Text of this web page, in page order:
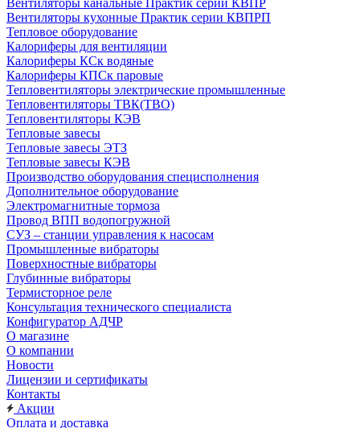
Вентиляторы канальные Практик серии КВПР
Вентиляторы кухонные Практик серии КВПРП
Тепловое оборудование
Калориферы для вентиляции
Калориферы КСк водяные
Калориферы КПСк паровые
Тепловентиляторы электрические промышленные
Тепловентиляторы ТВК(ТВО)
Тепловентиляторы КЭВ
Тепловые завесы
Тепловые завесы ЭТЗ
Тепловые завесы КЭВ
Производство оборудования специсполнения
Дополнительное оборудование
Электромагнитные тормоза
Провод ВПП водопогружной
СУЗ – станции управления к насосам
Промышленные вибраторы
Поверхностные вибраторы
Глубинные вибраторы
Термисторное реле
Консультация технического специалиста
Конфигуратор АДЧР
О магазине
О компании
Новости
Лицензии и сертификаты
Контакты
Акции
Оплата и доставка